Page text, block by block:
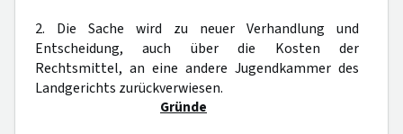
2. Die Sache wird zu neuer Verhandlung und
Entscheidung, auch über die Kosten der
Rechtsmittel, an eine andere Jugendkammer des
Landgerichts zurückverwiesen.
Gründe